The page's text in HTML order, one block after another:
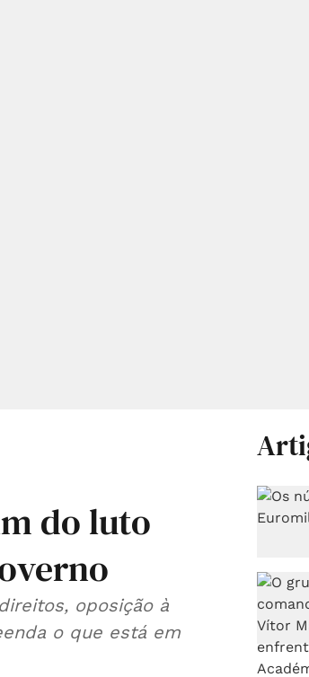
do luto
oposição à
o que está em